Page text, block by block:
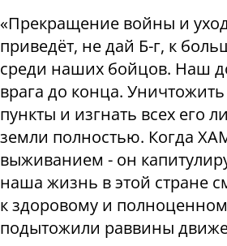
«Прекращение войны и
приведёт, не дай Б-г, к
среди наших бойцов. Наш
врага до конца.
пункты и изгнать всех его
земли полностью. Когда
выживанием - он
наша жизнь в этой стране
к здоровому и
подытожили раввины